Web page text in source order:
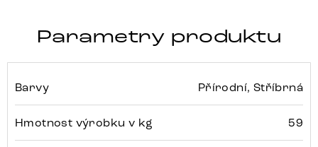
Parametry produktu
Barvy Přírodní, Stříbrná
Hmotnost výrobku v kg 59